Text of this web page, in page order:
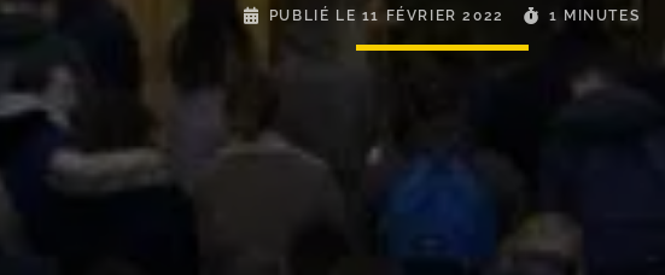
PUBLIÉ LE 11 FÉVRIER 2022 1 MINUTES